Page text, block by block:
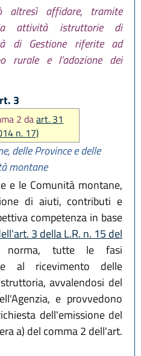
altresì affidare, tramite
attività istruttorie di
di Gestione riferite ad
rurale e l’adozione dei
3
2 daart. 31
n. 17)
delle Province e delle
montane
e le Comunità montane,
di aiuti, contributi e
competenza in base
3 della L.R. n. 15 del
norma, tutte le fasi
al ricevimento delle
avvalendosi del
e provvedono
dell'emissione del
a) del comma 2 dell'art.